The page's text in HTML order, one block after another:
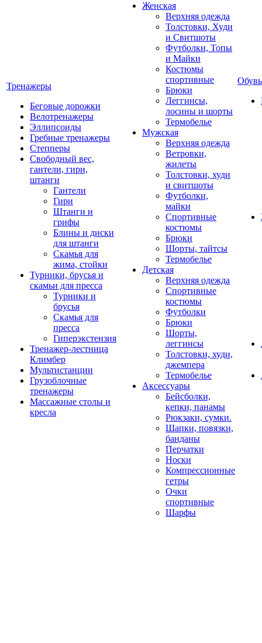
Тренажеры
Беговые дорожки
Велотренажеры
Эллипсоиды
Гребные тренажеры
Степперы
Свободный вес,
гантели, гири,
штанги
Гантели
Гири
Штанги и
грифы
Блины и диски
для штанги
Скамья для
жима, стойки
Турники, брусья и
скамьи для пресса
Турники и
брусья
Скамья для
пресса
Гиперэкстензия
Тренажер-лестница
Климбер
Мультистанции
Грузоблочные
тренажеры
Массажные столы и
кресла
Женская
Верхняя одежда
Толстовки, Худи
и Свитшоты
Футболки, Топы
и Майки
Костюмы
спортивные
Брюки
Леггинсы,
лосины и шорты
Термобелье
Мужская
Верхняя одежда
Ветровки,
жилеты
Толстовки, худи
и свитшоты
Футболки,
майки
Спортивные
костюмы
Брюки
Шорты, тайтсы
Термобелье
Детская
Верхняя одежда
Спортивные
костюмы
Футболки
Брюки
Шорты,
леггинсы
Толстовки, худи,
джемпера
Термобелье
Аксессуары
Бейсболки,
кепки, панамы
Рюкзаки, сумки.
Шапки, повязки,
банданы
Перчатки
Носки
Компрессионные
гетры
Очки
спортивные
Шарфы
Обувь